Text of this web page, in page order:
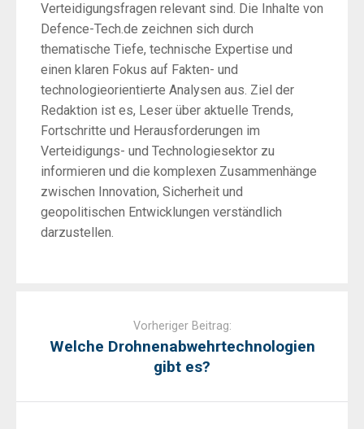
Verteidigungsfragen relevant sind. Die Inhalte von
Defence-Tech.de zeichnen sich durch
thematische Tiefe, technische Expertise und
einen klaren Fokus auf Fakten- und
technologieorientierte Analysen aus. Ziel der
Redaktion ist es, Leser über aktuelle Trends,
Fortschritte und Herausforderungen im
Verteidigungs- und Technologiesektor zu
informieren und die komplexen Zusammenhänge
zwischen Innovation, Sicherheit und
geopolitischen Entwicklungen verständlich
darzustellen.
Vorheriger Beitrag:
Welche Drohnenabwehrtechnologien
gibt es?